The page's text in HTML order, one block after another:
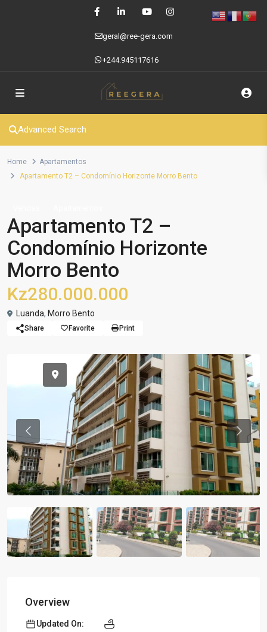
geral@ree-gera.com
+244.945117616
Advanced Search
Home
Apartamentos
Apartamento T2 – Condomínio Horizonte Morro Bento
Apartamento T2 –
Condomínio Horizonte
Morro Bento
Kz280.000.000
Luanda, Morro Bento
Share Favorite Print
Previous
Overview
Updated On: